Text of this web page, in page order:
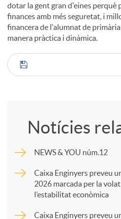
dotar la gent gran d'eines perquè
finances amb més seguretat, i
financera de l'alumnat de primària
manera pràctica i dinàmica.
C
m
p
Notícies
NEWS & YOU núm.12
Caixa Enginyers preveu
2026 marcada per la
l’estabilitat econòmica
Caixa Enginyers preveu